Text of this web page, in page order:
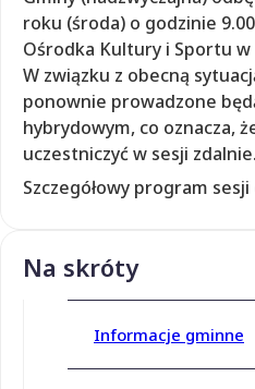
roku (środa) o godzinie
Ośrodka Kultury i Sportu w
W związku z obecną
ponownie prowadzone
hybrydowym, co oznacza,
uczestniczyć w sesji zdalnie.
Szczegółowy program
Na skróty
Informacje gminne